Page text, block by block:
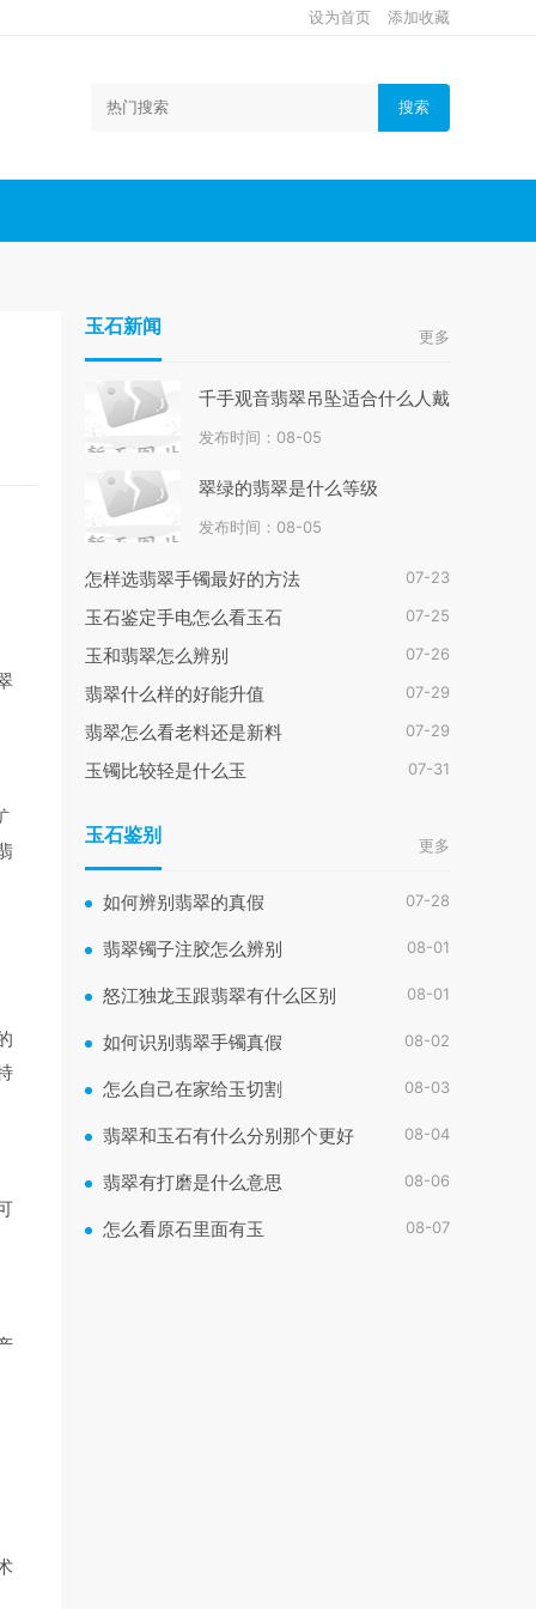
设为首页 添加收藏
搜索
玉石新闻 更多
千手观音翡翠吊坠适合什么人戴
发布时间：08-05
翠绿的翡翠是什么等级
发布时间：08-05
怎样选翡翠手镯最好的方法 07-23
玉石鉴定手电怎么看玉石 07-25
玉和翡翠怎么辨别 07-26
翡翠什么样的好能升值 07-29
翡翠怎么看老料还是新料 07-29
玉镯比较轻是什么玉 07-31
玉石鉴别 更多
如何辨别翡翠的真假 07-28
翡翠镯子注胶怎么辨别 08-01
怒江独龙玉跟翡翠有什么区别 08-01
如何识别翡翠手镯真假 08-02
怎么自己在家给玉切割 08-03
翡翠和玉石有什么分别那个更好 08-04
翡翠有打磨是什么意思 08-06
怎么看原石里面有玉 08-07